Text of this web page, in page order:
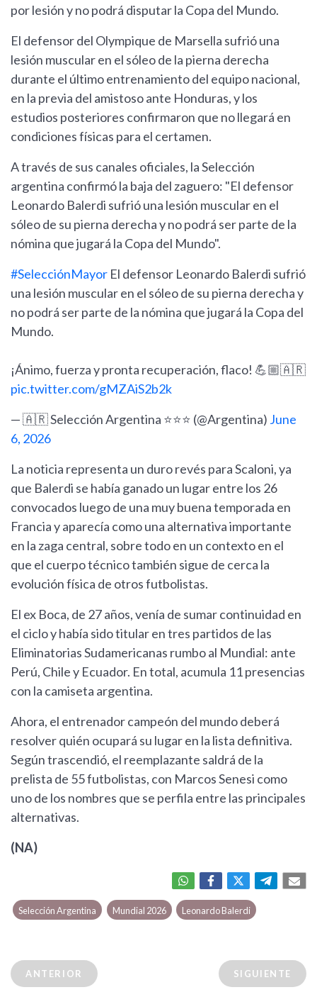
por lesión y no podrá disputar la Copa del Mundo.
El defensor del Olympique de Marsella sufrió una
lesión muscular en el sóleo de la pierna derecha
durante el último entrenamiento del equipo nacional,
en la previa del amistoso ante Honduras, y los
estudios posteriores confirmaron que no llegará en
condiciones físicas para el certamen.
A través de sus canales oficiales, la Selección
argentina confirmó la baja del zaguero: "El defensor
Leonardo Balerdi sufrió una lesión muscular en el
sóleo de su pierna derecha y no podrá ser parte de la
nómina que jugará la Copa del Mundo".
#SelecciónMayor El defensor Leonardo Balerdi sufrió
una lesión muscular en el sóleo de su pierna derecha y
no podrá ser parte de la nómina que jugará la Copa del
Mundo.
¡Ánimo, fuerza y pronta recuperación, flaco! 💪🏼🇦🇷
pic.twitter.com/gMZAiS2b2k
— 🇦🇷 Selección Argentina ⭐⭐⭐ (@Argentina) June
6, 2026
La noticia representa un duro revés para Scaloni, ya
que Balerdi se había ganado un lugar entre los 26
convocados luego de una muy buena temporada en
Francia y aparecía como una alternativa importante
en la zaga central, sobre todo en un contexto en el
que el cuerpo técnico también sigue de cerca la
evolución física de otros futbolistas.
El ex Boca, de 27 años, venía de sumar continuidad en
el ciclo y había sido titular en tres partidos de las
Eliminatorias Sudamericanas rumbo al Mundial: ante
Perú, Chile y Ecuador. En total, acumula 11 presencias
con la camiseta argentina.
Ahora, el entrenador campeón del mundo deberá
resolver quién ocupará su lugar en la lista definitiva.
Según trascendió, el reemplazante saldrá de la
prelista de 55 futbolistas, con Marcos Senesi como
uno de los nombres que se perfila entre las principales
alternativas.
(NA)
Selección Argentina Mundial 2026 Leonardo Balerdi
ANTERIOR SIGUIENTE